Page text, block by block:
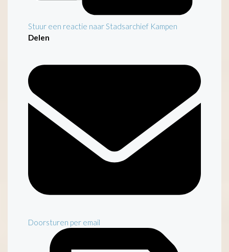
Stuur een reactie naar Stadsarchief Kampen
Delen
Doorsturen per email